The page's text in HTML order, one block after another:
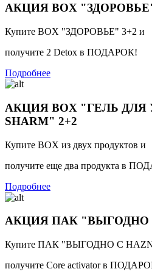
АКЦИЯ BOX
Купите BOX "ЗДОРОВЬЕ" 3+2 и
получите 2 Detox в ПОДАРОК!
Подробнее
АКЦИЯ BOX "ГЕЛЬ
SHARM" 2+2
Купите BOX из двух продуктов и
получите еще два продукта в
Подробнее
АКЦИЯ ПАК "ВЫГОДНО
Купите ПАК "ВЫГОДНО С
получите Core activator в